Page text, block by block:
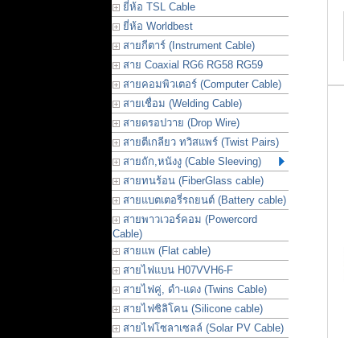
ยี่ห้อ TSL Cable
ยี่ห้อ Worldbest
สายกีตาร์ (Instrument Cable)
สาย Coaxial RG6 RG58 RG59
สายคอมพิวเตอร์ (Computer Cable)
สายเชื่อม (Welding Cable)
สายดรอปวาย (Drop Wire)
สายตีเกลียว ทวิสแพร์ (Twist Pairs)
สายถัก,หนังงู (Cable Sleeving)
สายทนร้อน (FiberGlass cable)
สายแบตเตอรี่รถยนต์ (Battery cable)
สายพาวเวอร์คอม (Powercord
Cable)
สายแพ (Flat cable)
สายไฟแบน H07VVH6-F
สายไฟคู่, ดำ-แดง (Twins Cable)
สายไฟซิลิโคน (Silicone cable)
สายไฟโซลาเซลล์ (Solar PV Cable)